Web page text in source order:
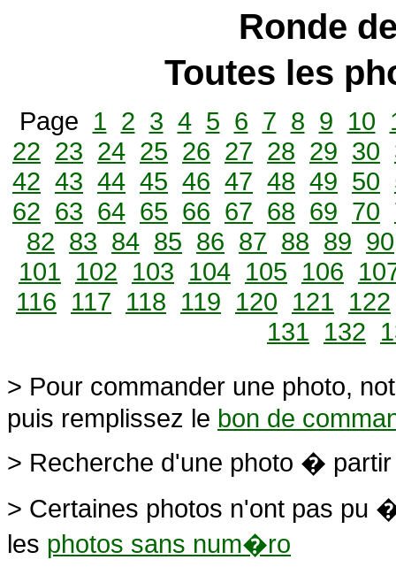
Ronde
Toutes les
Page 1 2 3 4 5 6 7 8 9 10
22 23 24 25 26 27 28 29 30
42 43 44 45 46 47 48 49 50
62 63 64 65 66 67 68 69 70
82 83 84 85 86 87 88 89 90
101 102 103 104 105 106
116 117 118 119 120 121 122
131 132
> Pour commander une photo,
puis remplissez le bon de
> Recherche d'une photo �
> Certaines photos n'ont pas
les photos sans num�ro